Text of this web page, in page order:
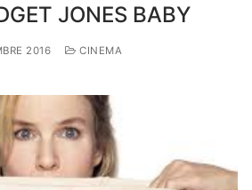
JONES BABY
2016
CINEMA